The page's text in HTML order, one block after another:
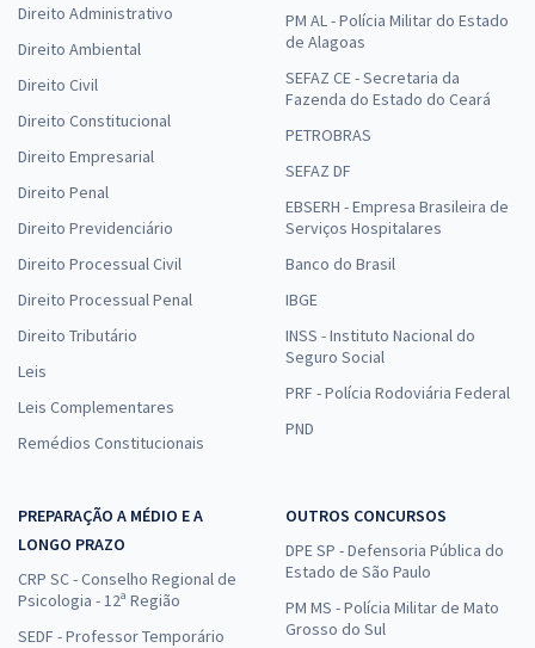
Direito Administrativo
Direito Ambiental
Direito Civil
Direito Constitucional
Direito Empresarial
Direito Penal
Direito Previdenciário
Direito Processual Civil
Direito Processual Penal
Direito Tributário
Leis
Leis Complementares
Remédios Constitucionais
PM AL - Polícia Militar do Estado
de Alagoas
SEFAZ CE - Secretaria da
Fazenda do Estado do Ceará
PETROBRAS
SEFAZ DF
EBSERH - Empresa Brasileira de
Serviços Hospitalares
Banco do Brasil
IBGE
INSS - Instituto Nacional do
Seguro Social
PRF - Polícia Rodoviária Federal
PND
PREPARAÇÃO A MÉDIO E A
LONGO PRAZO
CRP SC - Conselho Regional de
Psicologia - 12ª Região
SEDF - Professor Temporário
OUTROS CONCURSOS
DPE SP - Defensoria Pública do
Estado de São Paulo
PM MS - Polícia Militar de Mato
Grosso do Sul